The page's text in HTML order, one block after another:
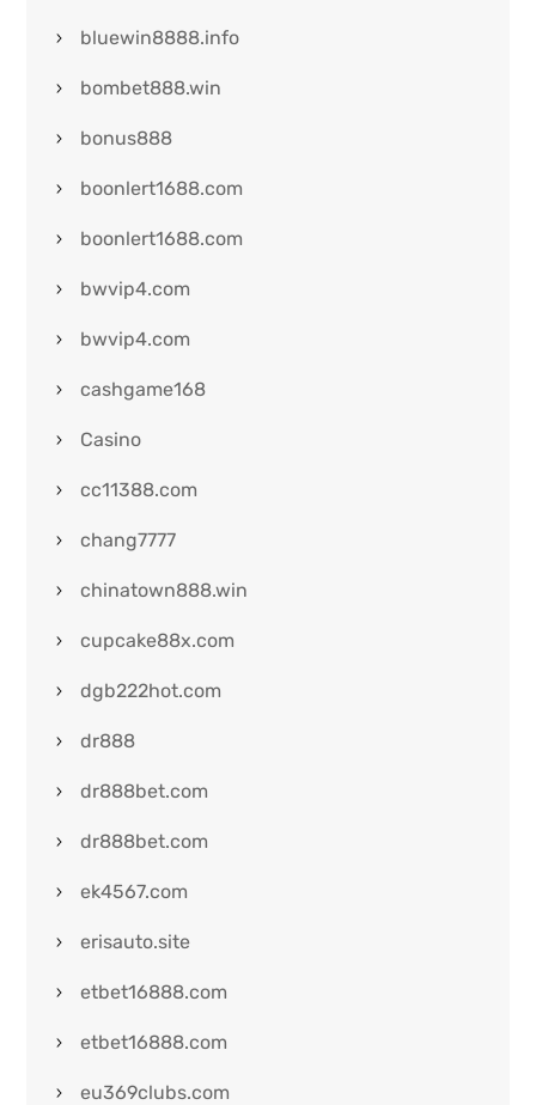
bluewin8888.info
bombet888.win
bonus888
boonlert1688.com
boonlert1688.com
bwvip4.com
bwvip4.com
cashgame168
Casino
cc11388.com
chang7777
chinatown888.win
cupcake88x.com
dgb222hot.com
dr888
dr888bet.com
dr888bet.com
ek4567.com
erisauto.site
etbet16888.com
etbet16888.com
eu369clubs.com